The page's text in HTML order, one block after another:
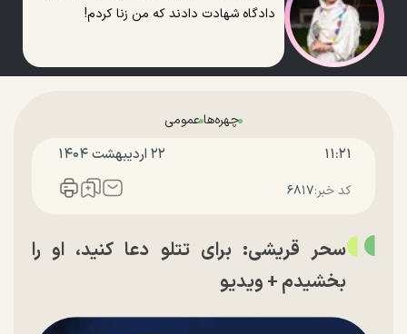
دادگاه شهادت دادند که من زنا کردم!
چهره‌هاعمومی
۱۱:۲۱ ۲۲ ارديبهشت ۱۴۰۴
کد خبر:۶۸۱۷
سحر قریشی: برای تتلو دعا کنید، او را
بخشیدم + ویدیو